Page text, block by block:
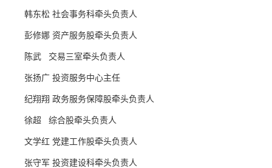
韩东松 社会事务科牵头负责人
彭修娜 资产服务股牵头负责人
陈武 交易三室牵头负责人
张扬广 投资服务中心主任
纪翔翔 政务服务保障股牵头负责人
徐超 综合股牵头负责人
文学红 党建工作股牵头负责人
张守军 投资建设科牵头负责人